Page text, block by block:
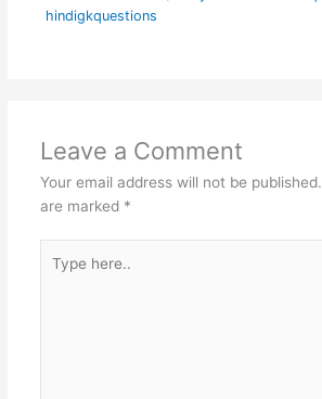
hindigkquestions
Leave a Comment
Your email address will not be published.
are marked *
here..